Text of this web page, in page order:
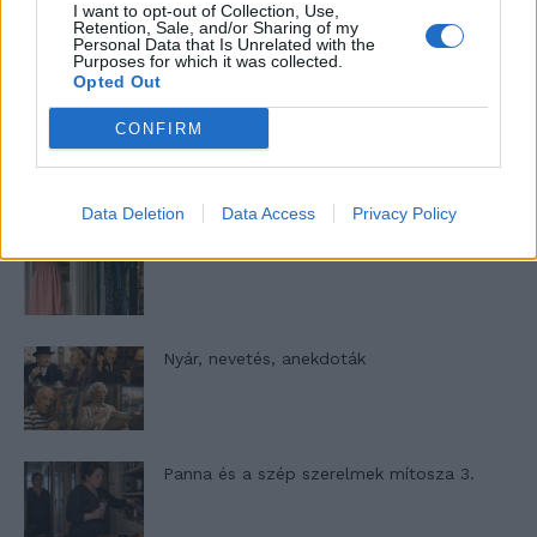
I want to opt-out of Collection, Use,
Retention, Sale, and/or Sharing of my
Personal Data that Is Unrelated with the
Purposes for which it was collected.
Opted Out
CONFIRM
Data Deletion Data Access Privacy Policy
Elyna Robbs: Adéle és az örökölt árnyak
13. rész
Woody Allen megosztó zsenialitása
Nyár, nevetés, anekdoták
Panna és a szép szerelmek mítosza 3.